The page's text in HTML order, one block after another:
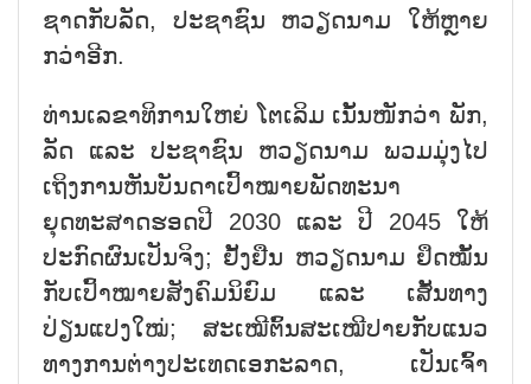
ຊາດກັບລັດ, ປະຊາຊົນ ຫວຽດນາມ ໃຫ້ຫຼາຍ
ກວ່າອີກ.
ທ່ານເລຂາທິການໃຫຍ່ ໂຕເລິມ ເນັ້ນໜັກວ່າ ພັກ,
ລັດ ແລະ ປະຊາຊົນ ຫວຽດນາມ ພວມມຸ່ງໄປ
ເຖິງການຫັນບັນດາເປົ້າໝາຍພັດທະນາ
ຍຸດທະສາດຮອດປີ 2030 ແລະ ປີ 2045 ໃຫ້
ປະກົດຜົນເປັນຈິງ; ຢັ້ງຢືນ ຫວຽດນາມ ຢຶດໝັ້ນ
ກັບເປົ້າໝາຍສັງຄົມນິຍົມ ແລະ ເສັ້ນທາງ
ປ່ຽນແປງໃໝ່; ສະເໝີຕົ້ນສະເໝີປາຍກັບແນວ
ທາງການຕ່າງປະເທດເອກະລາດ, ເປັນເຈົ້າ